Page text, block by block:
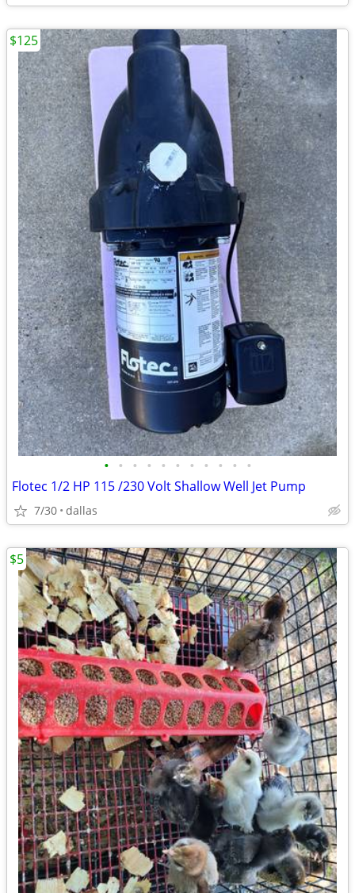
• • • • • • • • • • •
Flotec 1/2 HP 115 /230 Volt Shallow Well Jet Pump
7/30 dallas
$125
$5